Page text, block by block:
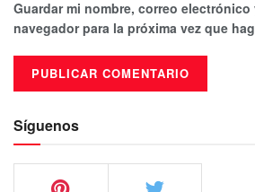
Guardar mi nombre, correo
navegador para la próxima vez que
Síguenos